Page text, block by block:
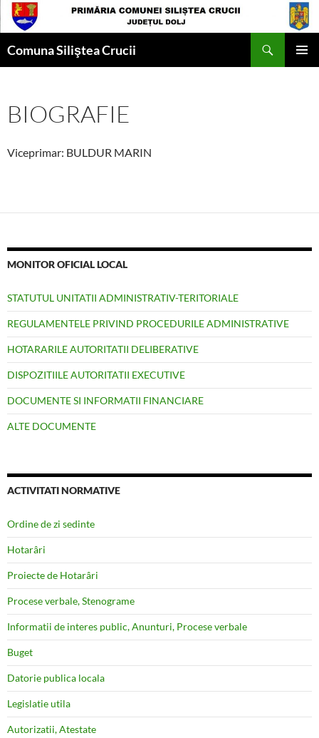
Skip
to
Comuna Siliştea Crucii
BIOGRAFIE
Viceprimar: BULDUR MARIN
MONITOR OFICIAL LOCAL
STATUTUL UNITATII ADMINISTRATIV-TERITORIALE
REGULAMENTELE PRIVIND PROCEDURILE ADMINISTRATIVE
HOTARARILE AUTORITATII DELIBERATIVE
DISPOZITIILE AUTORITATII EXECUTIVE
DOCUMENTE SI INFORMATII FINANCIARE
ALTE DOCUMENTE
ACTIVITATI NORMATIVE
Ordine de zi sedinte
Hotarâri
Proiecte de Hotarâri
Procese verbale, Stenograme
Informatii de interes public, Anunturi, Procese verbale
Buget
Datorie publica locala
Legislatie utila
Autorizatii, Atestate